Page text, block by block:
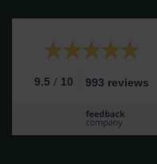
9.5 / 10 993 reviews